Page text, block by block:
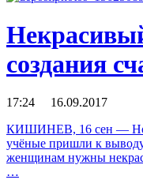
создания
17:24 16.09.2017
КИШИНЕВ, 16 сен —
учёные пришли к
женщинам нужны
…